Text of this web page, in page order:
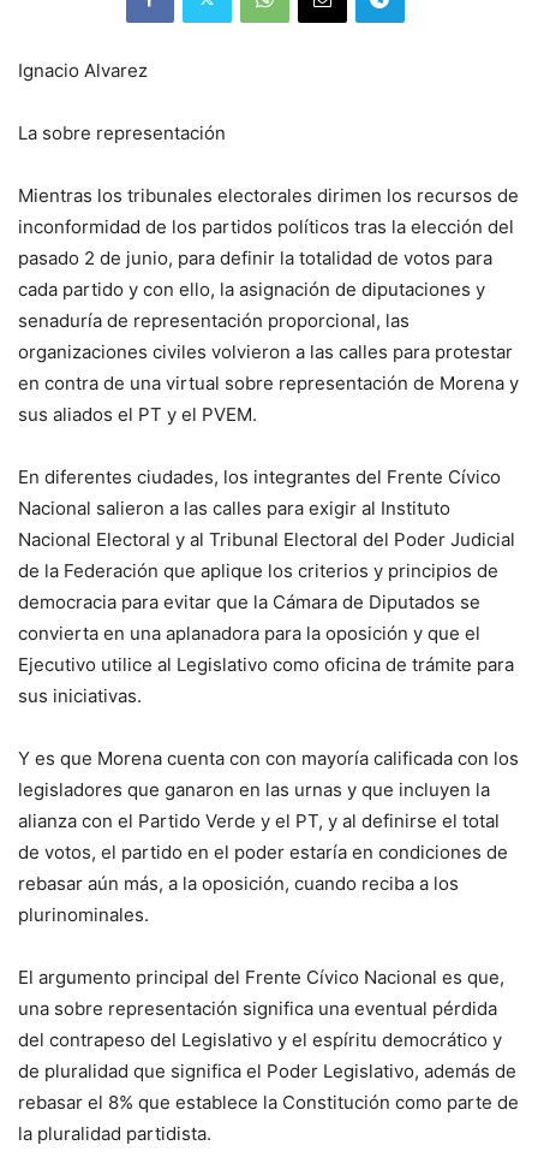
Ignacio Alvarez
La sobre representación
Mientras los tribunales electorales dirimen los recursos de
inconformidad de los partidos políticos tras la elección del
pasado 2 de junio, para definir la totalidad de votos para
cada partido y con ello, la asignación de diputaciones y
senaduría de representación proporcional, las
organizaciones civiles volvieron a las calles para protestar
en contra de una virtual sobre representación de Morena y
sus aliados el PT y el PVEM.
En diferentes ciudades, los integrantes del Frente Cívico
Nacional salieron a las calles para exigir al Instituto
Nacional Electoral y al Tribunal Electoral del Poder Judicial
de la Federación que aplique los criterios y principios de
democracia para evitar que la Cámara de Diputados se
convierta en una aplanadora para la oposición y que el
Ejecutivo utilice al Legislativo como oficina de trámite para
sus iniciativas.
Y es que Morena cuenta con con mayoría calificada con los
legisladores que ganaron en las urnas y que incluyen la
alianza con el Partido Verde y el PT, y al definirse el total
de votos, el partido en el poder estaría en condiciones de
rebasar aún más, a la oposición, cuando reciba a los
plurinominales.
El argumento principal del Frente Cívico Nacional es que,
una sobre representación significa una eventual pérdida
del contrapeso del Legislativo y el espíritu democrático y
de pluralidad que significa el Poder Legislativo, además de
rebasar el 8% que establece la Constitución como parte de
la pluralidad partidista.